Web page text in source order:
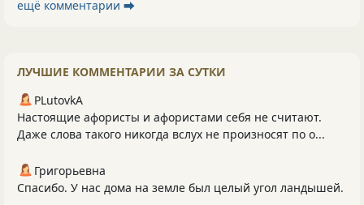
ещё комментарии ⮕
ЛУЧШИЕ КОММЕНТАРИИ ЗА СУТКИ
PLutоvkА
Настоящие афористы и афористами себя не считают.
Даже слова такого никогда вслух не произносят по о...
Григорьевна
Спасибо. У нас дома на земле был целый угол ландышей.